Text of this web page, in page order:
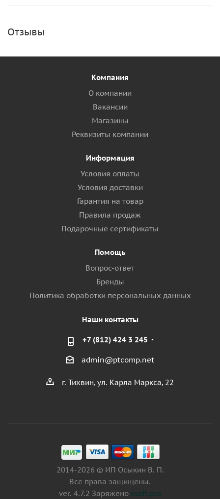
Отзывы
Компания
О компании
Вакансии
Магазины
Реквизиты компании
Информация
Условия оплаты
Условия доставки
Гарантия на товар
Правила продаж
Подарочные сертификаты
Помощь
Вопрос-ответ
Бренды
Политика обработки персональных данных
Наши контакты
+7 (812) 424 3 245
admin@ptcomp.net
г. Тихвин, ул. Карла Маркса, 22
2014-2026 © ИП Осыкин В. П.
Все права защищены.
ver. 4.7.2 Заряжено vsoft.pro